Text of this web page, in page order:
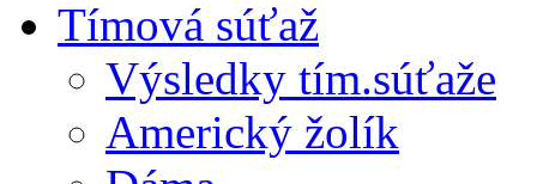
Tímová súťaž
Výsledky tím.súťaže
Americký žolík